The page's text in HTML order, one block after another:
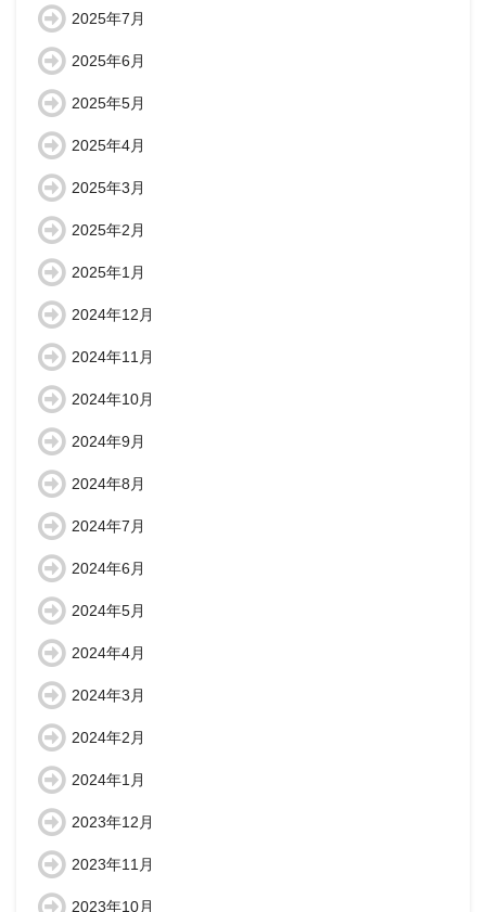
2025年7月
2025年6月
2025年5月
2025年4月
2025年3月
2025年2月
2025年1月
2024年12月
2024年11月
2024年10月
2024年9月
2024年8月
2024年7月
2024年6月
2024年5月
2024年4月
2024年3月
2024年2月
2024年1月
2023年12月
2023年11月
2023年10月